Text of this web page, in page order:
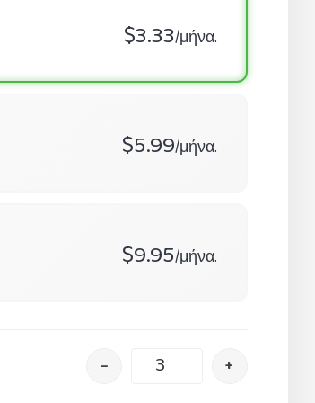
$3.33/μήνα.
$5.99/μήνα.
$9.95/μήνα.
– +